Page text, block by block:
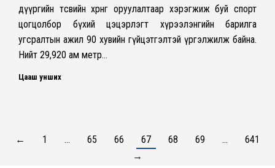
дүүргийн төсвийн хөрөнгө оруулалтаар хэрэгжиж буй спорт
цогцолбор бүхий цэцэрлэгт хүрээлэнгийн барилга
угсралтын ажил 90 хувийн гүйцэтгэлтэй үргэлжилж байна.
Нийт 29,920 ам метр…
Цааш унших
← 1 … 65 66 67 68 69 …
641
→